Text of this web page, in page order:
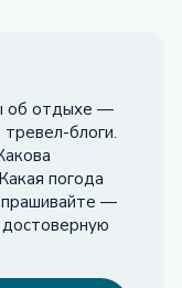
об отдыхе —
блоги.
погода
—